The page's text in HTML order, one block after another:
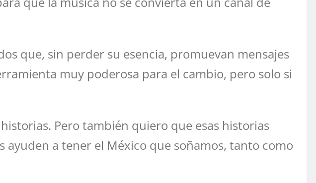
que, sin perder su esencia, promuevan mensajes
muy poderosa para el cambio, pero solo si
Pero también quiero que esas historias
a tener el México que soñamos, tanto como